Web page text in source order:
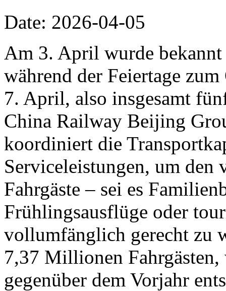
Date: 2026-04-05
Am 3. April wurde bekannt
während der Feiertage
7. April, also insgesamt
China Railway Beijing
koordiniert die
Serviceleistungen, um den
Fahrgäste – sei es
Frühlingsausflüge oder
vollumfänglich gerecht zu
7,37 Millionen
gegenüber dem Vorjahr